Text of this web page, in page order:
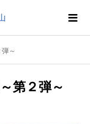
～
第２弾～